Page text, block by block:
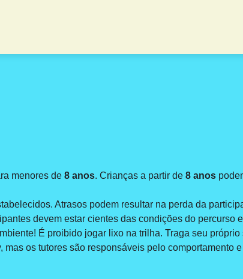
menores de 8 anos. Crianças a partir de 8 anos
Atrasos podem resultar na perda da
devem estar cientes das condições do percurso
É proibido jogar lixo na trilha. Traga seu
mas os tutores são responsáveis pelo comportamento